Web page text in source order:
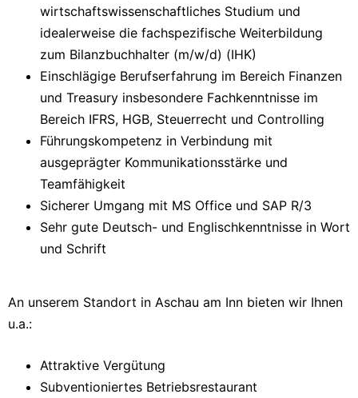
wirtschaftswissenschaftliches Studium und
idealerweise die fachspezifische Weiterbildung
zum Bilanzbuchhalter (m/w/d) (IHK)
Einschlägige Berufserfahrung im Bereich Finanzen
und Treasury insbesondere Fachkenntnisse im
Bereich IFRS, HGB, Steuerrecht und Controlling
Führungskompetenz in Verbindung mit
ausgeprägter Kommunikationsstärke und
Teamfähigkeit
Sicherer Umgang mit MS Office und SAP R/3
Sehr gute Deutsch- und Englischkenntnisse in Wort
und Schrift
An unserem Standort in Aschau am Inn bieten wir Ihnen
u.a.:
Attraktive Vergütung
Subventioniertes Betriebsrestaurant